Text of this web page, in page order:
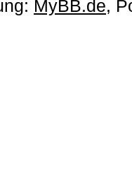
MyBB.de,